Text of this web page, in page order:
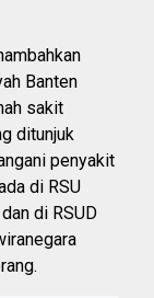
Banten
sakit
ditunjuk
penyakit
di RSU
di RSUD